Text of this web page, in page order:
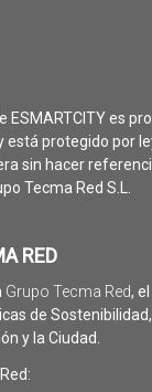
es
está protegido por
sin hacer
Tecma Red S.L.
RED
Grupo Tecma Red,
de
y la Ciudad.